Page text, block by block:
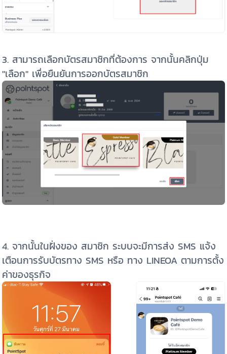
3. สามารถเลือกบัตรสมาชิกที่ต้องการ จากนั้นคลิกปุ่ม
"เลือก" เพื่อยืนยันการออกบัตรสมาชิก
4. จากนั้นในฝั่งของ สมาชิก ระบบจะมีการส่ง SMS แจ้ง
เตือนการรับบัตรทาง SMS หรือ ทาง LINEOA ตามการตั้ง
ค่าของธุรกิจ